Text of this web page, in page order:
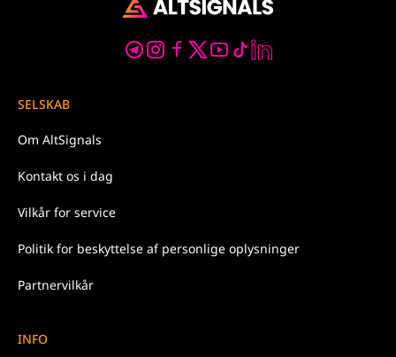
SELSKAB
Om AltSignals
Kontakt os i dag
Vilkår for service
Politik for beskyttelse af personlige oplysninger
Partnervilkår
INFO